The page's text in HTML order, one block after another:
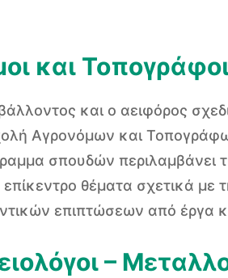
και
και ο αειφόρος
Αγρονόμων και
σπουδών περιλαμβάνει
επίκεντρο θέματα σχετικά
επιπτώσεων από έργα
–